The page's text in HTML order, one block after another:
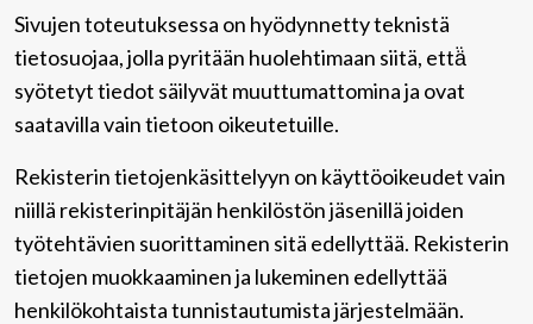
Sivujen toteutuksessa on hyödynnetty teknistä
tietosuojaa, jolla pyritään huolehtimaan siitä, että̈
syötetyt tiedot säilyvät muuttumattomina ja ovat
saatavilla vain tietoon oikeutetuille.
Rekisterin tietojenkäsittelyyn on käyttöoikeudet vain
niillä rekisterinpitäjän henkilöstön jäsenillä joiden
työtehtävien suorittaminen sitä edellyttää. Rekisterin
tietojen muokkaaminen ja lukeminen edellyttää
henkilökohtaista tunnistautumista järjestelmään.